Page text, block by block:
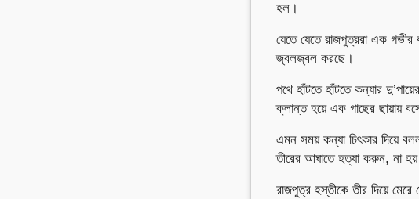
হল।
যেতে যেতে রাজপুত্ররা এক
জ্বলজ্বল করছে।
পথে হাঁটতে হাঁটতে কন্যার
ক্লান্ত হয়ে এক গাছের ছায়ায়
এমন সময় কন্যা চিৎকার দিয়ে
তীরের আঘাতে হত্যা করুন, না
রাজপুত্র হস্তীকে তীর দিয়ে